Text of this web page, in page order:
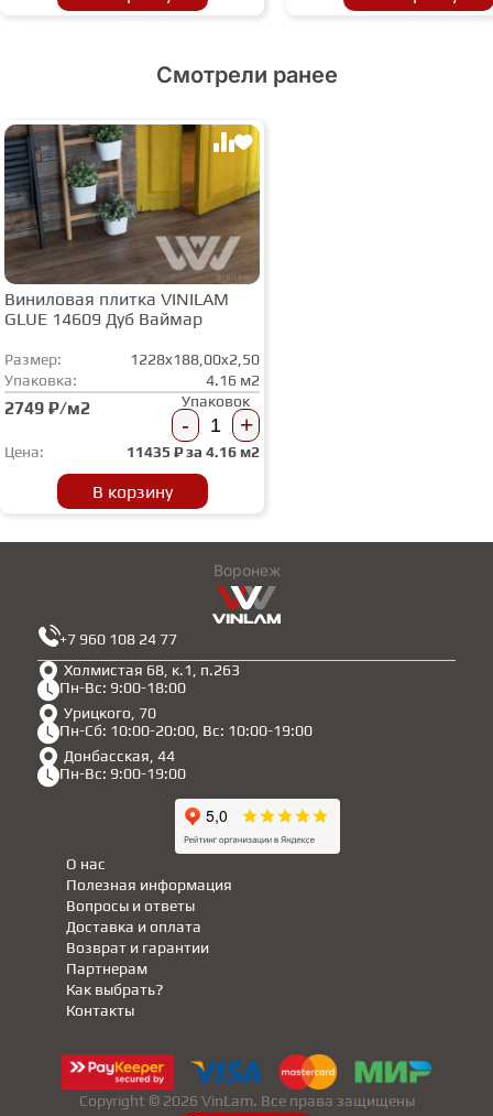
Смотрели ранее
Виниловая плитка VINILAM
GLUE 14609 Дуб Ваймар
Размер:
1228x188,00x2,50
Упаковка:
4.16 м2
2749 ₽/м2 Упаковок
- +
Цена: 11435 ₽ за 4.16 м2
В корзину
Воронеж
Холмистая 68, к.1, п.263
Пн-Вс: 9:00-18:00
Урицкого, 70
Пн-Сб: 10:00-20:00, Вс: 10:00-19:00
Донбасская, 44
Пн-Вс: 9:00-19:00
+7 960 108 24 77
Полезная информация
Партнерам
Вопросы и ответы
Доставка и оплата
Возврат и гарантии
Как выбрать?
О нас
Контакты
Copyright © 2026 VinLam. Все права защищены